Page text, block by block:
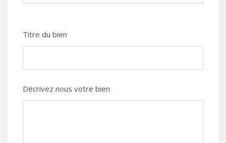
Titre du bien
Décrivez nous votre bien